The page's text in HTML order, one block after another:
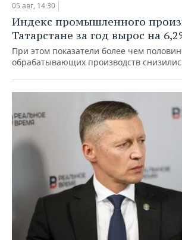
05 авг, 14:30
Индекс промышленного
Татарстане за год вырос на
При этом показатели более чем
обрабатывающих производств